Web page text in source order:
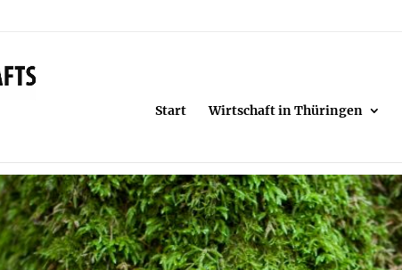
Start Wirtschaft in Thüringen